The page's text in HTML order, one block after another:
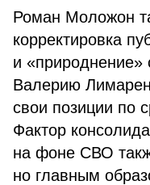
Роман Моложон
корректировка
и «природнение»
Валерию
свои позиции по
Фактор
на фоне СВО
но главным